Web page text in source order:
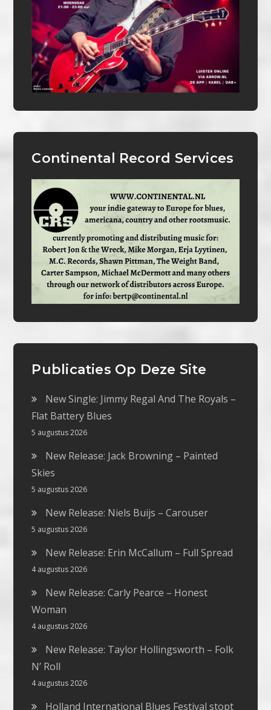
Continental Record Services
Publicaties Op Deze Site
New Single: Jimmy Regal And The Royals –
Flat Battery Blues
5 augustus 2026
New Release: Jack Browning – Painted
Skies
5 augustus 2026
New Release: Niels Buijs – Carouser
5 augustus 2026
New Release: Erin McCallum – Full Spread
4 augustus 2026
New Release: Carly Pearce – Honest
Woman
4 augustus 2026
New Release: Taylor Hollingsworth – Folk
N’ Roll
4 augustus 2026
Holland International Blues Festival stopt